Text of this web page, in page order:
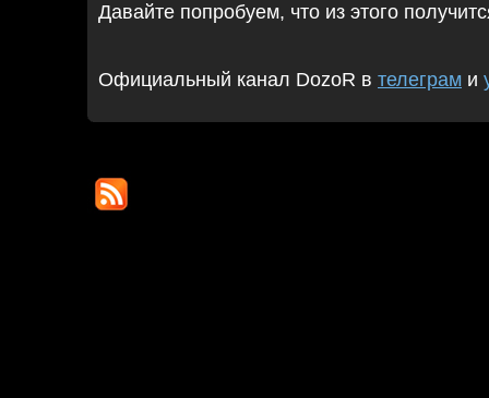
Давайте попробуем, что из этого
Официальный канал DozoR в телеграм и